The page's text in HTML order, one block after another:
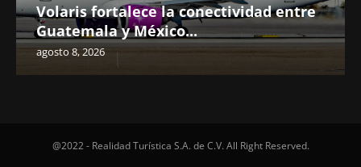
Volaris fortalece la conectividad entre
Guatemala y México...
agosto 8, 2026
@2022 - Realidad Turística S.A. de C.V. All Right Reserved.